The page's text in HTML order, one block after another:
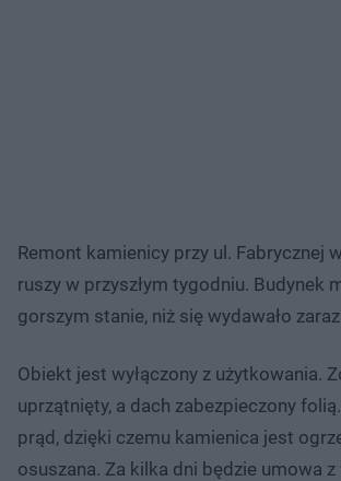
Remont kamienicy przy ul. Fabrycznej
ruszy w przyszłym tygodniu. ​Budynek
gorszym stanie, niż się wydawało
Obiekt jest wyłączony z użytkowania.
uprzątnięty, a dach zabezpieczony
prąd, dzięki czemu kamienica jest
osuszana. Za kilka dni będzie umowa